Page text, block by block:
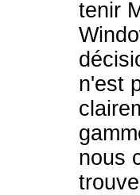
tenir
n'est
nous